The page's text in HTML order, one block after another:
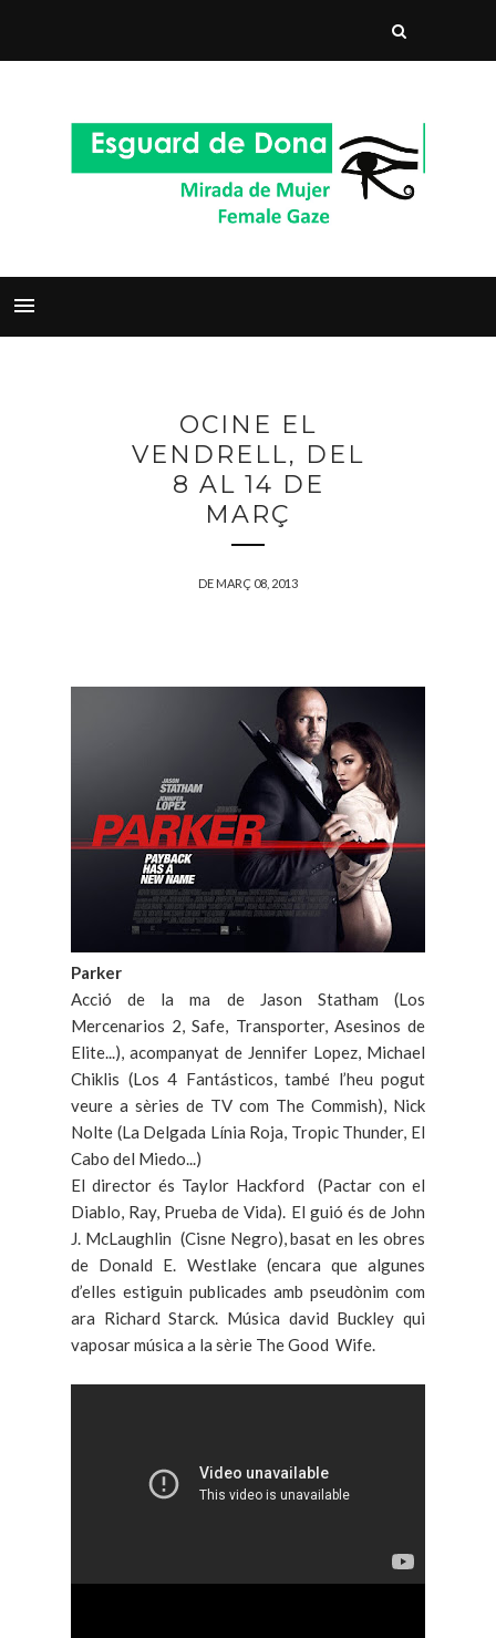
OCINE EL
VENDRELL, DEL
8 AL 14 DE
MARÇ
DE MARÇ 08, 2013
Parker
Acció de la ma de Jason Statham (Los
Mercenarios 2, Safe, Transporter, Asesinos de
Elite...), acompanyat de Jennifer Lopez, Michael
Chiklis (Los 4 Fantásticos, també l’heu pogut
veure a sèries de TV com The Commish), Nick
Nolte (La Delgada Línia Roja, Tropic Thunder, El
Cabo del Miedo...)
El director és Taylor Hackford (Pactar con el
Diablo, Ray, Prueba de Vida). El guió és de John
J. McLaughlin (Cisne Negro), basat en les obres
de Donald E. Westlake (encara que algunes
d’elles estiguin publicades amb pseudònim com
ara Richard Starck. Música david Buckley qui
vaposar música a la sèrie The Good Wife.